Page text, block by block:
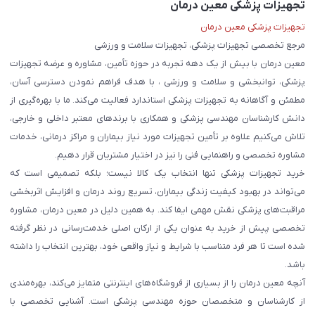
تجهیزات پزشکی معین درمان
تجهیزات پزشکی معین درمان
مرجع تخصصی تجهیزات پزشکی، تجهیزات سلامت و ورزشی
معین درمان با بیش از یک دهه تجربه در حوزه تأمین، مشاوره و عرضه تجهیزات
پزشکی، توانبخشی و سلامت و ورزشی ، با هدف فراهم نمودن دسترسی آسان،
مطمئن و آگاهانه به تجهیزات پزشکی استاندارد فعالیت می‌کند. ما با بهره‌گیری از
دانش کارشناسان مهندسی پزشکی و همکاری با برندهای معتبر داخلی و خارجی،
تلاش می‌کنیم علاوه بر تأمین تجهیزات مورد نیاز بیماران و مراکز درمانی، خدمات
مشاوره تخصصی و راهنمایی فنی را نیز در اختیار مشتریان قرار دهیم.
خرید تجهیزات پزشکی تنها انتخاب یک کالا نیست؛ بلکه تصمیمی است که
می‌تواند در بهبود کیفیت زندگی بیماران، تسریع روند درمان و افزایش اثربخشی
مراقبت‌های پزشکی نقش مهمی ایفا کند. به همین دلیل در معین درمان، مشاوره
تخصصی پیش از خرید به عنوان یکی از ارکان اصلی خدمت‌رسانی در نظر گرفته
شده است تا هر فرد متناسب با شرایط و نیاز واقعی خود، بهترین انتخاب را داشته
باشد.
آنچه معین درمان را از بسیاری از فروشگاه‌های اینترنتی متمایز می‌کند، بهره‌مندی
از کارشناسان و متخصصان حوزه مهندسی پزشکی است. آشنایی تخصصی با